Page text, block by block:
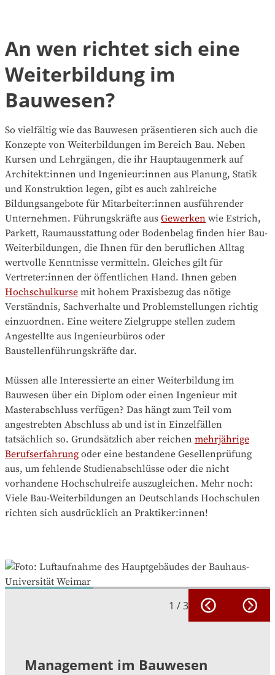
An wen richtet sich eine
Weiterbildung im
Bauwesen?
So vielfältig wie das Bauwesen präsentieren sich auch die
Konzepte von Weiterbildungen im Bereich Bau. Neben
Kursen und Lehrgängen, die ihr Hauptaugenmerk auf
Architekt:innen und Ingenieur:innen aus Planung, Statik
und Konstruktion legen, gibt es auch zahlreiche
Bildungsangebote für Mitarbeiter:innen ausführender
Unternehmen. Führungskräfte aus Gewerken wie Estrich,
Parkett, Raumausstattung oder Bodenbelag finden hier Bau-
Weiterbildungen, die Ihnen für den beruflichen Alltag
wertvolle Kenntnisse vermitteln. Gleiches gilt für
Vertreter:innen der öffentlichen Hand. Ihnen geben
Hochschulkurse mit hohem Praxisbezug das nötige
Verständnis, Sachverhalte und Problemstellungen richtig
einzuordnen. Eine weitere Zielgruppe stellen zudem
Angestellte aus Ingenieurbüros oder
Baustellenführungskräfte dar.
Müssen alle Interessierte an einer Weiterbildung im
Bauwesen über ein Diplom oder einen Ingenieur mit
Masterabschluss verfügen? Das hängt zum Teil vom
angestrebten Abschluss ab und ist in Einzelfällen
tatsächlich so. Grundsätzlich aber reichen mehrjährige
Berufserfahrung oder eine bestandene Gesellenprüfung
aus, um fehlende Studienabschlüsse oder die nicht
vorhandene Hochschulreife auszugleichen. Mehr noch:
Viele Bau-Weiterbildungen an Deutschlands Hochschulen
richten sich ausdrücklich an Praktiker:innen!
Management im Bauwesen
1 /3